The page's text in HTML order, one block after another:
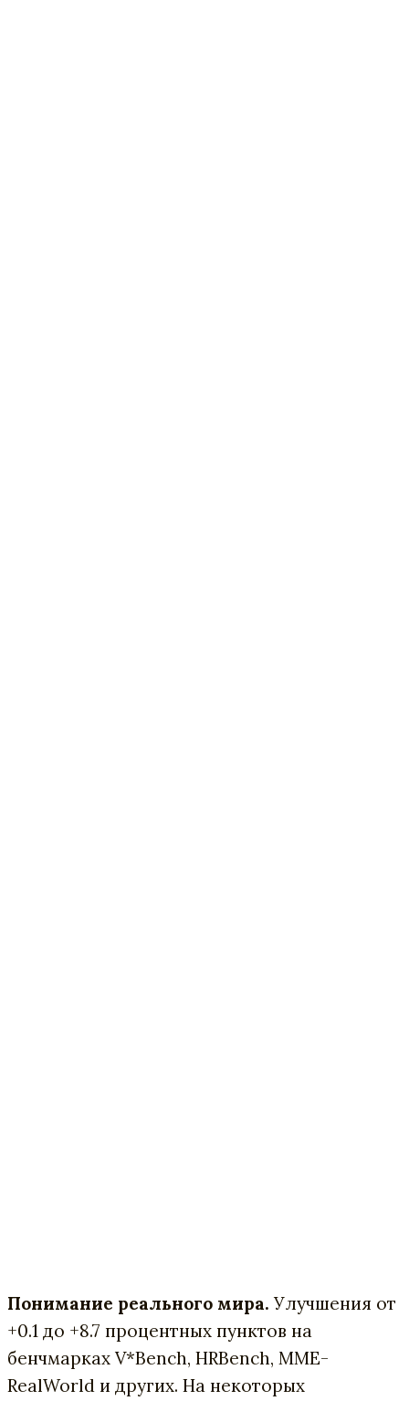
Понимание реального мира. Улучшения от
+0.1 до +8.7 процентных пунктов на
бенчмарках V*Bench, HRBench, MME-
RealWorld и других. На некоторых